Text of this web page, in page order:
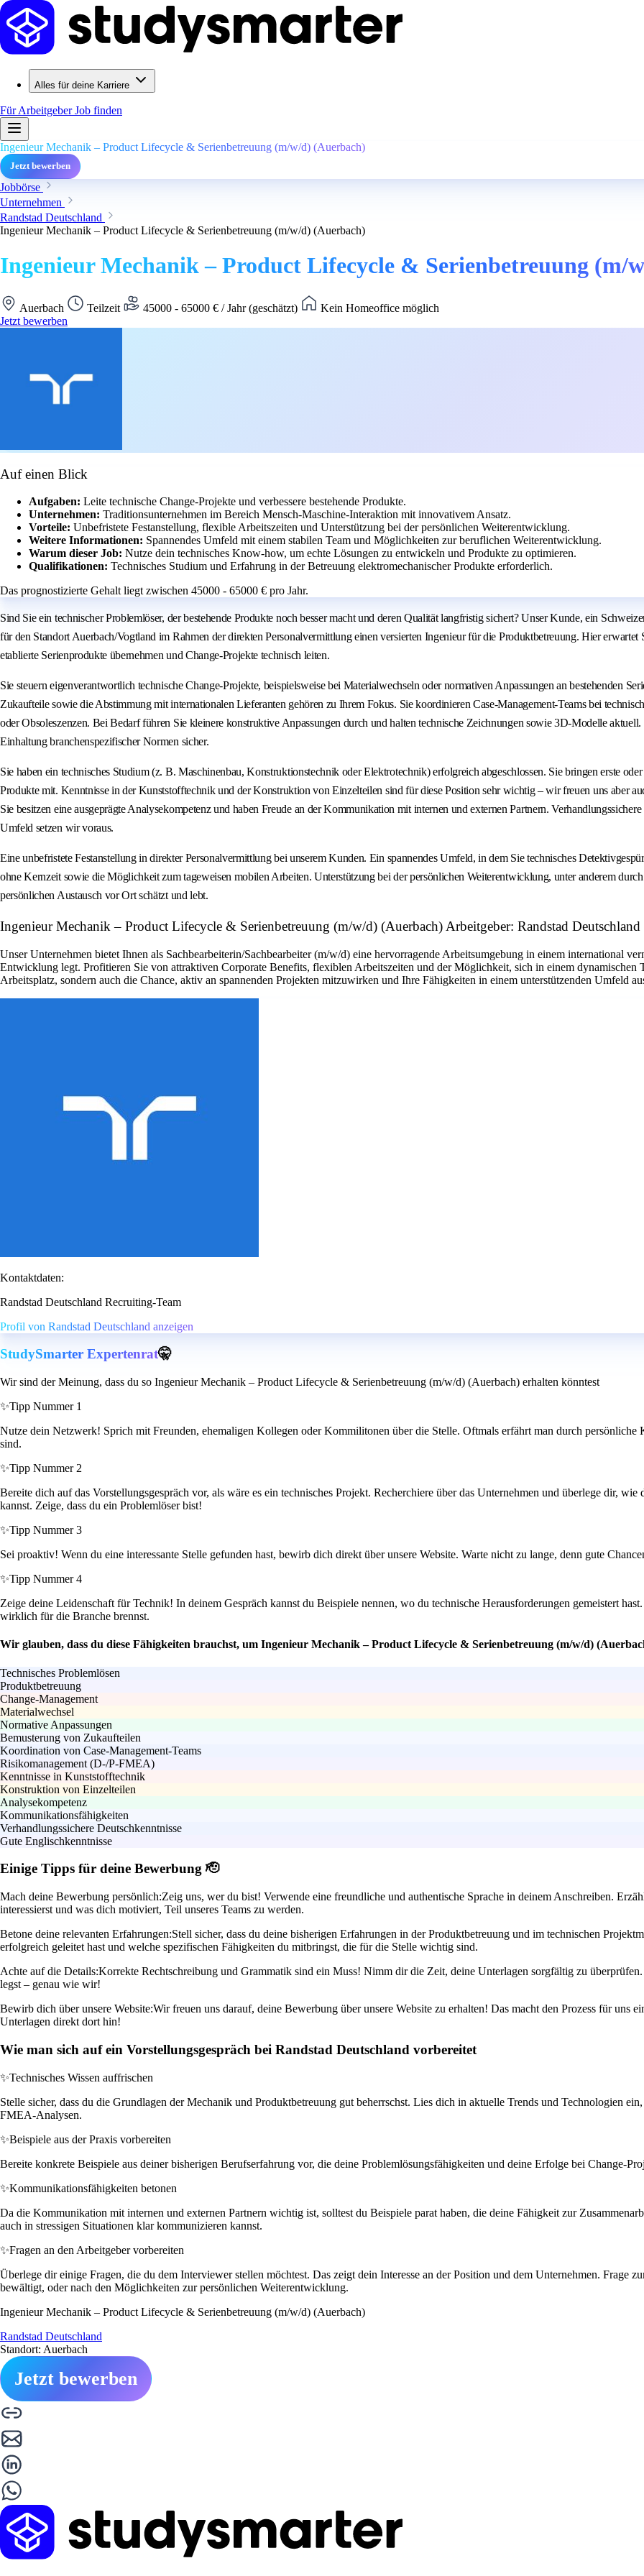
Alles für deine Karriere
Für ArbeitgeberJob finden
Ingenieur Mechanik – Product Lifecycle & Serienbetreuung (m/w/d) (Auerbach)
Jetzt bewerben
Jobbörse
Unternehmen
Randstad Deutschland
Ingenieur Mechanik – Product Lifecycle & Serienbetreuung (m/w/d) (Auerbach)
Ingenieur Mechanik – Product Lifecycle & Serienbetreuung (m/
Auerbach Teilzeit 45000 - 65000 € / Jahr (geschätzt)
Kein Homeoffice möglich
Jetzt bewerben
Auf einen Blick
Aufgaben: Leite technische Change-Projekte und verbessere bestehende Produkte.
Unternehmen: Traditionsunternehmen im Bereich Mensch-Maschine-Interaktion mit innovativem Ansatz.
Vorteile: Unbefristete Festanstellung, flexible Arbeitszeiten und Unterstützung bei der persönlichen Weiterentwicklung.
Weitere Informationen: Spannendes Umfeld mit einem stabilen Team und Möglichkeiten zur beruflichen Weiterentwicklung.
Warum dieser Job: Nutze dein technisches Know-how, um echte Lösungen zu entwickeln und Produkte zu optimieren.
Qualifikationen: Technisches Studium und Erfahrung in der Betreuung elektromechanischer Produkte erforderlich.
Das prognostizierte Gehalt liegt zwischen 45000 - 65000 € pro Jahr.
Sind Sie ein technischer Problemlöser, der bestehende Produkte noch besser macht und deren Qualität langfristig sichert? Unser Kunde, ein
für den Standort Auerbach/Vogtland im Rahmen der direkten Personalvermittlung einen versierten Ingenieur für die Produktbetreuung. Hier
etablierte Serienprodukte übernehmen und Change-Projekte technisch leiten.
Sie steuern eigenverantwortlich technische Change-Projekte, beispielsweise bei Materialwechseln oder normativen Anpassungen an bestehenden
Zukaufteile sowie die Abstimmung mit internationalen Lieferanten gehören zu Ihrem Fokus. Sie koordinieren Case-Management-Teams bei
oder Obsoleszenzen. Bei Bedarf führen Sie kleinere konstruktive Anpassungen durch und halten technische Zeichnungen sowie 3D-Modelle
Einhaltung branchenspezifischer Normen sicher.
Sie haben ein technisches Studium (z. B. Maschinenbau, Konstruktionstechnik oder Elektrotechnik) erfolgreich abgeschlossen. Sie bringen erste
Produkte mit. Kenntnisse in der Kunststofftechnik und der Konstruktion von Einzelteilen sind für diese Position sehr wichtig – wir freuen uns aber
Sie besitzen eine ausgeprägte Analysekompetenz und haben Freude an der Kommunikation mit internen und externen Partnern.
Umfeld setzen wir voraus.
Eine unbefristete Festanstellung in direkter Personalvermittlung bei unserem Kunden. Ein spannendes Umfeld, in dem Sie technisches
ohne Kernzeit sowie die Möglichkeit zum tageweisen mobilen Arbeiten. Unterstützung bei der persönlichen Weiterentwicklung, unter anderem
persönlichen Austausch vor Ort schätzt und lebt.
Ingenieur Mechanik – Product Lifecycle & Serienbetreuung (m/w/d) (Auerbach) Arbeitgeber: Randstad Deutschland
Unser Unternehmen bietet Ihnen als Sachbearbeiterin/Sachbearbeiter (m/w/d) eine hervorragende Arbeitsumgebung in einem international
Entwicklung legt. Profitieren Sie von attraktiven Corporate Benefits, flexiblen Arbeitszeiten und der Möglichkeit, sich in einem dynamischen
Arbeitsplatz, sondern auch die Chance, aktiv an spannenden Projekten mitzuwirken und Ihre Fähigkeiten in einem unterstützenden Umfeld
Kontaktdaten:
Randstad Deutschland Recruiting-Team
Profil von Randstad Deutschland anzeigen
StudySmarter Expertenrat🤫
Wir sind der Meinung, dass du so Ingenieur Mechanik – Product Lifecycle & Serienbetreuung (m/w/d) (Auerbach) erhalten könntest
✨Tipp Nummer 1
Nutze dein Netzwerk! Sprich mit Freunden, ehemaligen Kollegen oder Kommilitonen über die Stelle. Oftmals erfährt man durch
sind.
✨Tipp Nummer 2
Bereite dich auf das Vorstellungsgespräch vor, als wäre es ein technisches Projekt. Recherchiere über das Unternehmen und überlege dir,
kannst. Zeige, dass du ein Problemlöser bist!
✨Tipp Nummer 3
Sei proaktiv! Wenn du eine interessante Stelle gefunden hast, bewirb dich direkt über unsere Website. Warte nicht zu lange, denn gute
✨Tipp Nummer 4
Zeige deine Leidenschaft für Technik! In deinem Gespräch kannst du Beispiele nennen, wo du technische Herausforderungen gemeistert
wirklich für die Branche brennst.
Wir glauben, dass du diese Fähigkeiten brauchst, um Ingenieur Mechanik – Product Lifecycle & Serienbetreuung (m/w/d)
Technisches Problemlösen
Produktbetreuung
Change-Management
Materialwechsel
Normative Anpassungen
Bemusterung von Zukaufteilen
Koordination von Case-Management-Teams
Risikomanagement (D-/P-FMEA)
Kenntnisse in Kunststofftechnik
Konstruktion von Einzelteilen
Analysekompetenz
Kommunikationsfähigkeiten
Verhandlungssichere Deutschkenntnisse
Gute Englischkenntnisse
Einige Tipps für deine Bewerbung 🫡
Mach deine Bewerbung persönlich:Zeig uns, wer du bist! Verwende eine freundliche und authentische Sprache in deinem Anschreiben.
interessierst und was dich motiviert, Teil unseres Teams zu werden.
Betone deine relevanten Erfahrungen:Stell sicher, dass du deine bisherigen Erfahrungen in der Produktbetreuung und im technischen
erfolgreich geleitet hast und welche spezifischen Fähigkeiten du mitbringst, die für die Stelle wichtig sind.
Achte auf die Details:Korrekte Rechtschreibung und Grammatik sind ein Muss! Nimm dir die Zeit, deine Unterlagen sorgfältig zu
legst – genau wie wir!
Bewirb dich über unsere Website:Wir freuen uns darauf, deine Bewerbung über unsere Website zu erhalten! Das macht den Prozess für uns
Unterlagen direkt dort hin!
Wie man sich auf ein Vorstellungsgespräch bei Randstad Deutschland vorbereitet
✨Technisches Wissen auffrischen
Stelle sicher, dass du die Grundlagen der Mechanik und Produktbetreuung gut beherrschst. Lies dich in aktuelle Trends und Technologien
FMEA-Analysen.
✨Beispiele aus der Praxis vorbereiten
Bereite konkrete Beispiele aus deiner bisherigen Berufserfahrung vor, die deine Problemlösungsfähigkeiten und deine Erfolge bei Change-
✨Kommunikationsfähigkeiten betonen
Da die Kommunikation mit internen und externen Partnern wichtig ist, solltest du Beispiele parat haben, die deine Fähigkeit zur
auch in stressigen Situationen klar kommunizieren kannst.
✨Fragen an den Arbeitgeber vorbereiten
Überlege dir einige Fragen, die du dem Interviewer stellen möchtest. Das zeigt dein Interesse an der Position und dem Unternehmen. Frage
bewältigt, oder nach den Möglichkeiten zur persönlichen Weiterentwicklung.
Ingenieur Mechanik – Product Lifecycle & Serienbetreuung (m/w/d) (Auerbach)
Randstad Deutschland
Standort: Auerbach
Jetzt bewerben